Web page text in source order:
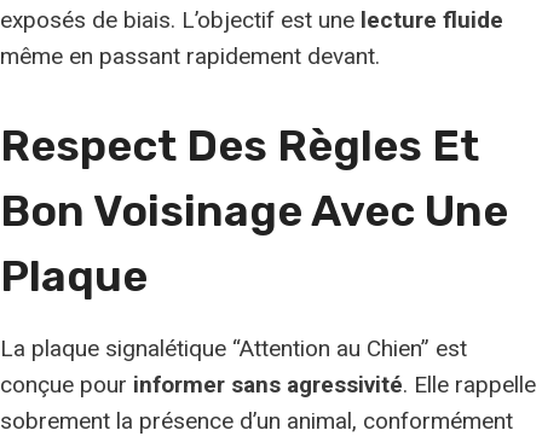
exposés de biais. L’objectif est une lecture fluide
même en passant rapidement devant.
Respect Des Règles Et
Bon Voisinage Avec Une
Plaque
La plaque signalétique “Attention au Chien” est
conçue pour informer sans agressivité. Elle rappelle
sobrement la présence d’un animal, conformément